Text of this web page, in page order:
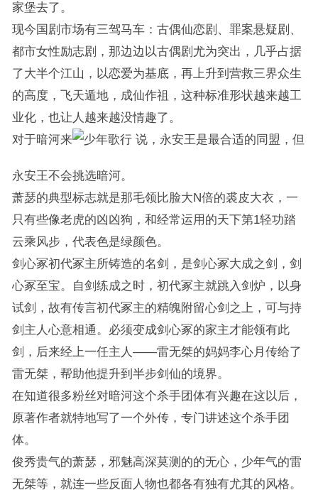
家堡去了。
现今国剧市场有三驾马车：古偶仙恋剧、罪案悬疑剧、
都市女性励志剧，那边边以古偶剧尤为突出，几乎占据
了大半个江山，以恋爱为基底，再上升到营救三界众生
的高度，飞天遁地，成仙作祖，这种标准形状越来越工
业化，也让人越来越没情趣了。
对于暗河来
说，永安王是最合适的同盟，但
永安王不会挑选暗河。
萧瑟的典型标志就是那毛领比脸大N倍的裘皮大衣，一
只有些像老虎的凶凶狗，和经常运用的天下第1轻功踏
云乘风步，代表色是绿颜色。
剑心冢初代冢主所铸造的名剑，是剑心冢大成之剑，剑
心冢至宝。自剑练成之时，初代冢主就跳入剑炉，以身
试剑，故有传言初代冢主的精魄附留心剑之上，可与持
剑主人心意相通。必须变成剑心冢的家主才能领有此
剑，后来经上一任主人——雷无桀的妈妈李心月传给了
雷无桀，帮助他提升到半步剑仙的境界。
在知道很多粉丝对暗河这个杀手团体有兴趣在这以后，
原著作者就特地写了一个外传，专门讲述这个杀手团
体。
俊秀贵气的萧瑟，邪魅高深莫测的的无心，少年气的雷
无桀等，就连一些反面人物也都各有独有尤其的风格。